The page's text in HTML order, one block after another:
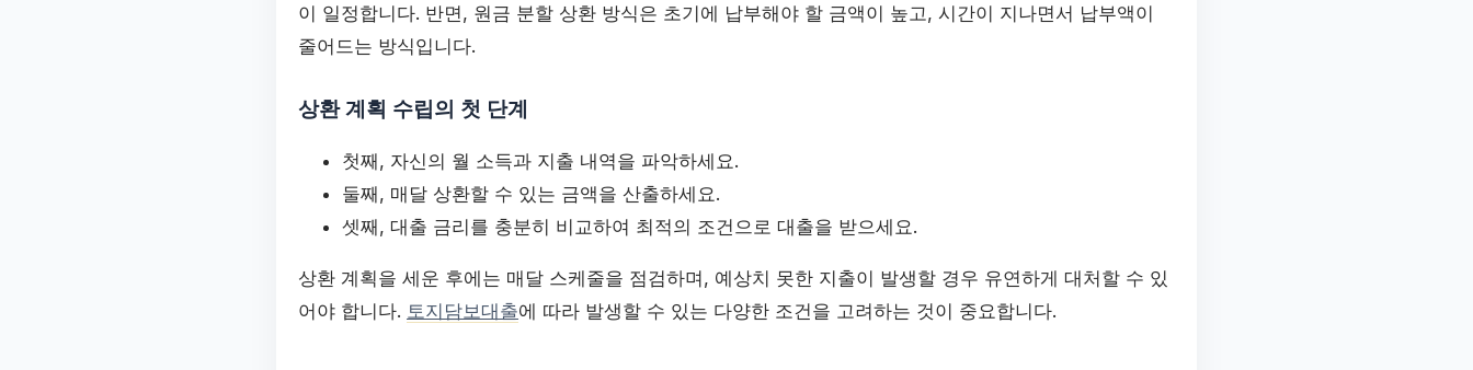
이 일정합니다. 반면, 원금 분할 상환 방식은 초기에 납부해야 할 금액이 높고, 시간이 지나면서 납부액이
줄어드는 방식입니다.
상환 계획 수립의 첫 단계
첫째, 자신의 월 소득과 지출 내역을 파악하세요.
둘째, 매달 상환할 수 있는 금액을 산출하세요.
셋째, 대출 금리를 충분히 비교하여 최적의 조건으로 대출을 받으세요.
상환 계획을 세운 후에는 매달 스케줄을 점검하며, 예상치 못한 지출이 발생할 경우 유연하게 대처할 수 있
어야 합니다. 토지담보대출에 따라 발생할 수 있는 다양한 조건을 고려하는 것이 중요합니다.